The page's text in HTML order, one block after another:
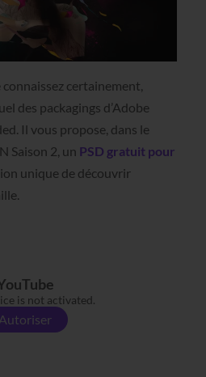
connaissez certainement,
des packagings d’Adobe
Il vous propose, dans le
Saison 2, un PSD gratuit pour
unique de découvrir
is not activated.
Autoriser